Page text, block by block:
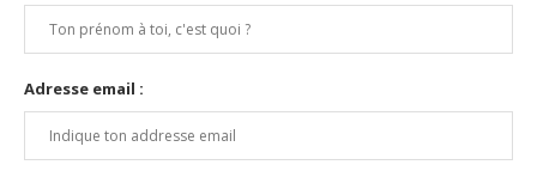
Adresse email :